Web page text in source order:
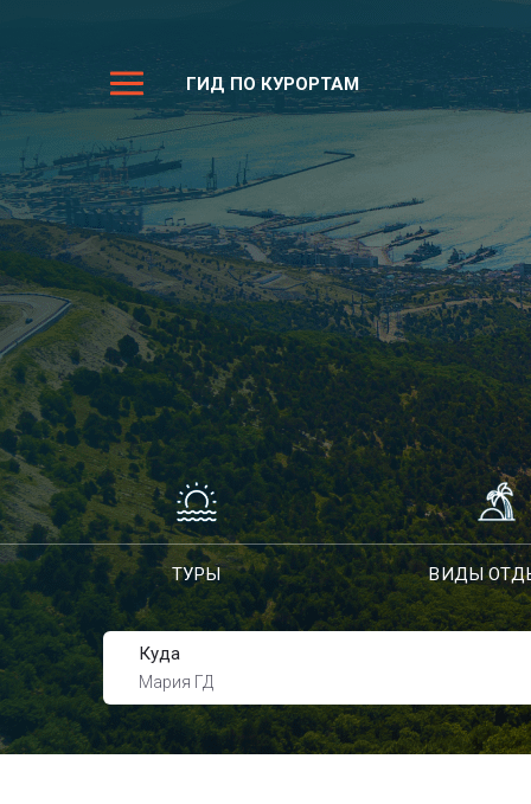
ГИД ПО КУРОРТАМ
ТУРЫ ВИДЫ
Куда
Мария ГД